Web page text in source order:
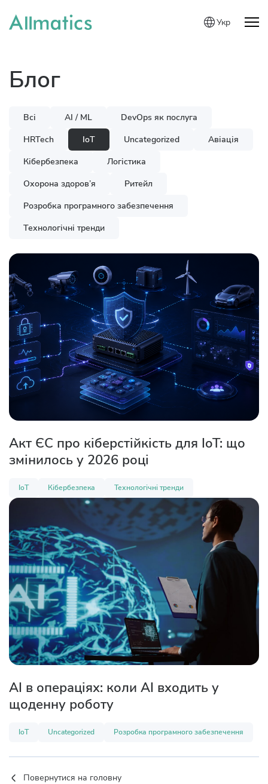
Укр
Блог
Всі AI / ML
DevOps як послуга
HRTech
IoT Uncategorized
Авіація
Кібербезпека
Логістика
Охорона здоров’я
Ритейл
Розробка програмного забезпечення
Технологічні тренди
Акт ЄС про кіберстійкість для IoT: що
змінилось у 2026 році
IoT Кібербезпека Технологічні тренди
AI в операціях: коли AI входить у
щоденну роботу
IoT Uncategorized Розробка програмного забезпечення
Повернутися на головну